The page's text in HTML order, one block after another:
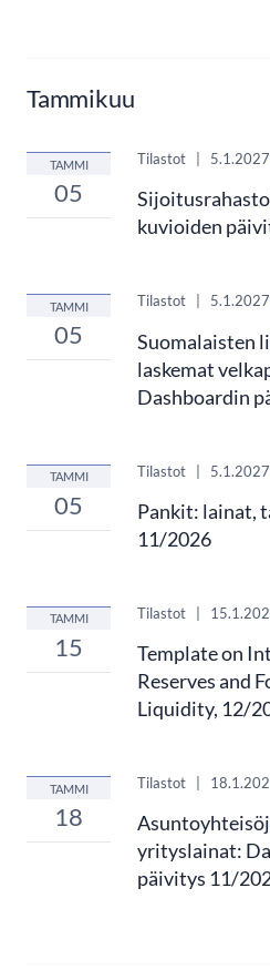
Tammikuu
TAMMI
05
Tilastot 5.1.2027
kuvioiden
TAMMI
05
Tilastot 5.1.2027
Suomalaisten
laskemat
Dashboardin
TAMMI
05
Tilastot 5.1.2027
Pankit: lainat,
11/2026
TAMMI
15
Tilastot
Template on
Reserves and
Liquidity, 12/
TAMMI
18
Tilastot
yrityslainat:
päivitys 11/